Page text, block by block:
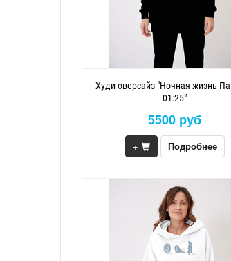
Худи оверсайз "Ночная жизнь
01:25"
5500 руб
+ Подробнее